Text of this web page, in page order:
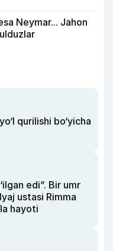
Neymar... Jahon
qurilishi bo‘yicha
edi”. Bir umr
ustasi Rimma
hayoti